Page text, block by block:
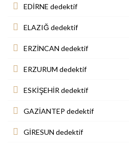
EDİRNE dedektif
ELAZIĞ dedektif
ERZİNCAN dedektif
ERZURUM dedektif
ESKİŞEHİR dedektif
GAZİANTEP dedektif
GİRESUN dedektif